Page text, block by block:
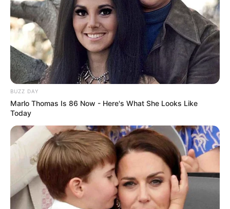
10 Desain Kanopi Tempat
Tidur, Serasa Beristirahat di
Kamar Raja
Tampil Lebih Modern, 7 Potret
Hasil Renovasi Rumah Berusia
90 Tahun
BUZZ DAY
Marlo Thomas Is 86 Now - Here's What She Looks Like
Today